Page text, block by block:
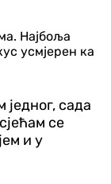
Најбоља
усмјерен ка
сада
се
и у